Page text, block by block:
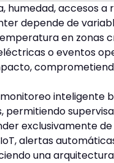
accesos a
depende de
en zonas
o eventos
inteligente
exclusivamente de
alertas
una